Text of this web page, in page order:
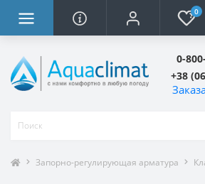
0
0-
+38
Запорно-регулирующая арматура